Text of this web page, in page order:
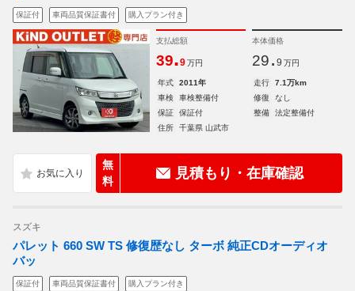
保証付 車両品質保証書付 購入プラン付き
支払総額
39.9 万円
本体価格
29. 9 万円
年式 2011年 走行
7.1万km
車検
車検整備付 修復
なし
保証
保証付 整備
法定整備付
住所
千葉県 山武市
無
料
見積もり・在庫確認
スズキ
パレット 660 SW TS 修復歴なし ターボ 純正CDオーディオ
バッ
保証付 車両品質保証書付 購入プラン付き